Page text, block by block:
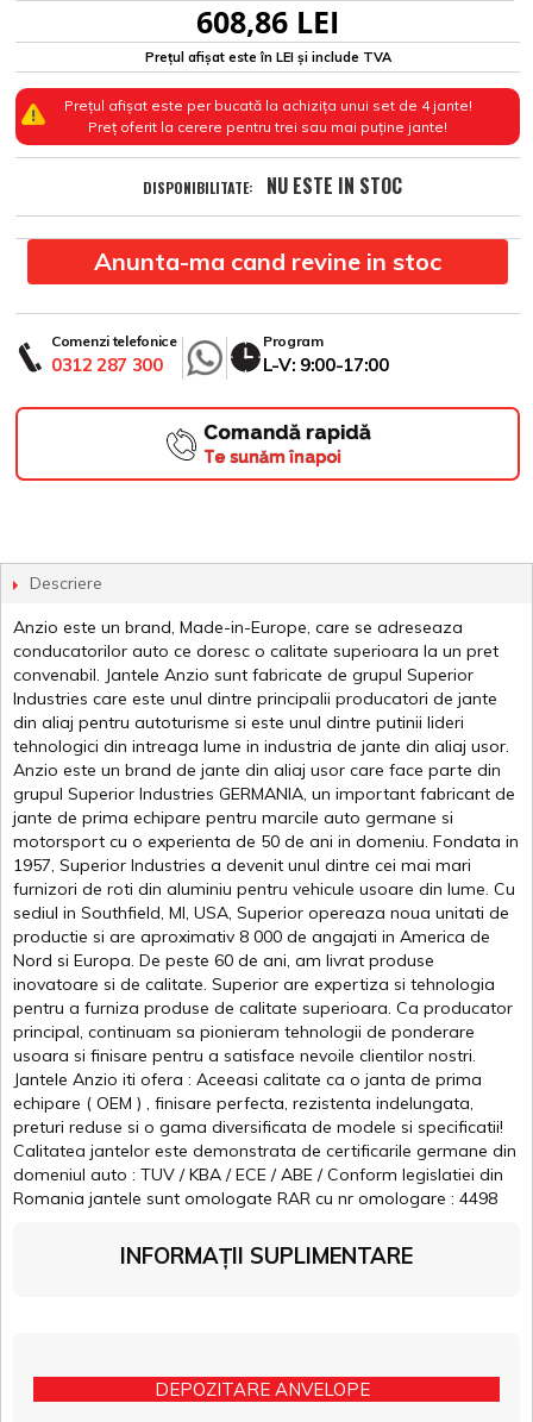
608,86 LEI
Prețul afișat este în LEI și include TVA
Prețul afișat este per bucată la achizița unui set de 4 jante!
Preț oferit la cerere pentru trei sau mai puține jante!
DISPONIBILITATE: NU ESTE IN STOC
Anunta-ma cand revine in stoc
Comenzi telefonice
0312 287 300
Program
L-V: 9:00-17:00
Comandă rapidă
Te sunăm înapoi
Descriere
Anzio este un brand, Made-in-Europe, care se adreseaza
conducatorilor auto ce doresc o calitate superioara la un pret
convenabil. Jantele Anzio sunt fabricate de grupul Superior
Industries care este unul dintre principalii producatori de jante
din aliaj pentru autoturisme si este unul dintre putinii lideri
tehnologici din intreaga lume in industria de jante din aliaj usor.
Anzio este un brand de jante din aliaj usor care face parte din
grupul Superior Industries GERMANIA, un important fabricant de
jante de prima echipare pentru marcile auto germane si
motorsport cu o experienta de 50 de ani in domeniu. Fondata in
1957, Superior Industries a devenit unul dintre cei mai mari
furnizori de roti din aluminiu pentru vehicule usoare din lume. Cu
sediul in Southfield, MI, USA, Superior opereaza noua unitati de
productie si are aproximativ 8 000 de angajati in America de
Nord si Europa. De peste 60 de ani, am livrat produse
inovatoare si de calitate. Superior are expertiza si tehnologia
pentru a furniza produse de calitate superioara. Ca producator
principal, continuam sa pionieram tehnologii de ponderare
usoara si finisare pentru a satisface nevoile clientilor nostri.
Jantele Anzio iti ofera : Aceeasi calitate ca o janta de prima
echipare ( OEM ) , finisare perfecta, rezistenta indelungata,
preturi reduse si o gama diversificata de modele si specificatii!
Calitatea jantelor este demonstrata de certificarile germane din
domeniul auto : TUV / KBA / ECE / ABE / Conform legislatiei din
Romania jantele sunt omologate RAR cu nr omologare : 4498
INFORMAȚII SUPLIMENTARE
DEPOZITARE ANVELOPE